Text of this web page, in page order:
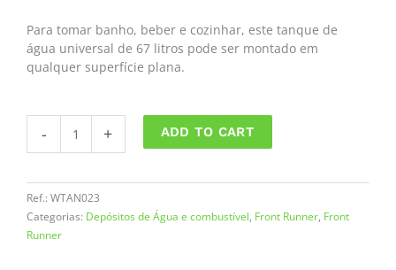
Para tomar banho, beber e cozinhar, este tanque de
água universal de 67 litros pode ser montado em
qualquer superfície plana.
-
Água
Front
Runner
quantity
+ ADD TO CART
Ref.: WTAN023
Categorias: Depósitos de Água e combustível, Front Runner, Front
Runner